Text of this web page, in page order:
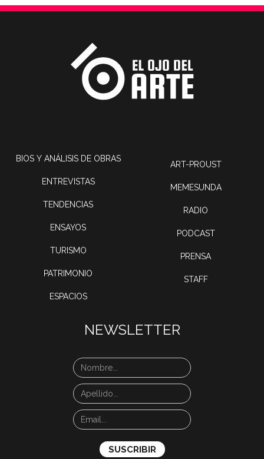
BIOS Y ANÁLISIS DE OBRAS
ENTREVISTAS
TENDENCIAS
ENSAYOS
TURISMO
PATRIMONIO
ESPACIOS
ART-PROUST
MEMESUNDA
RADIO
PODCAST
PRENSA
STAFF
NEWSLETTER